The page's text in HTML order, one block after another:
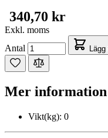
340,70 kr
Exkl. moms
Antal
Mer information
Vikt(kg): 0